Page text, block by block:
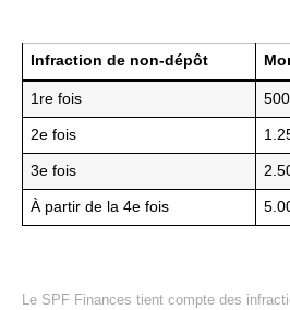
Infraction de non-dépôt
1re fois
2e fois
3e fois
À partir de la 4e fois
Le SPF Finances tient compte des